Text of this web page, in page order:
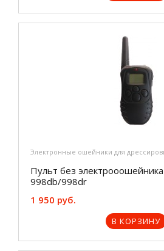
Электронные ошейники для
Пульт без
998db/998dr
1 950 руб.
В КОРЗИНУ